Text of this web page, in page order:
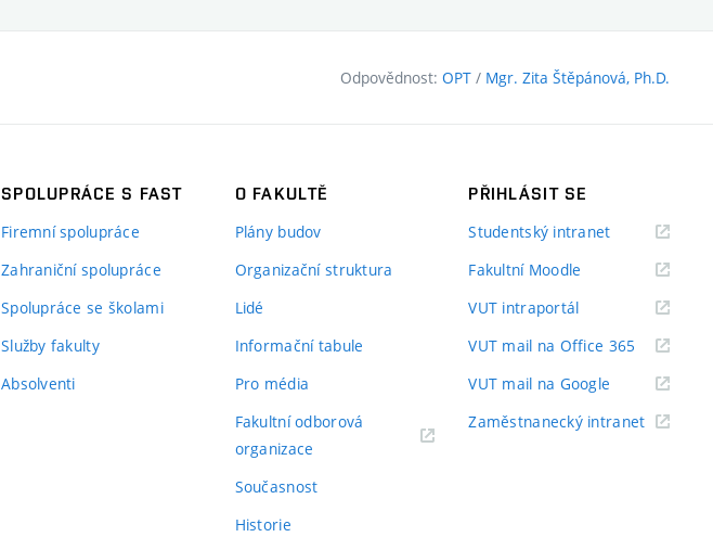
Odpovědnost: OPT / Mgr. Zita Štěpánová, Ph.D.
SPOLUPRÁCE S FAST
Firemní spolupráce
Zahraniční spolupráce
Spolupráce se školami
Služby fakulty
Absolventi
O FAKULTĚ
Plány budov
Organizační struktura
Lidé
Informační tabule
Pro média
Fakultní odborová
organizace
Současnost
Historie
PŘIHLÁSIT SE
Studentský intranet(externí
Fakultní Moodle
VUT intraportál(externí
VUT mail na Office 365 (externí
VUT mail na Google (externí
Zaměstnanecký intranet(externí